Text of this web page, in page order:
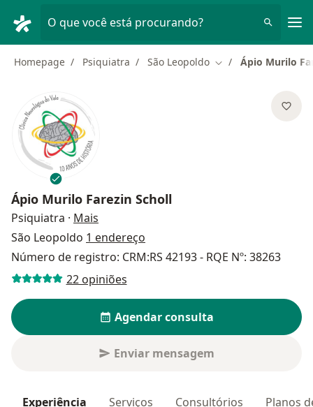
O que você está procurando?
Homepage Psiquiatra São Leopoldo Mudar de cidade
Ápio Murilo
Ápio Murilo Farezin Scholl
Psiquiatra · Mais
São Leopoldo 1 endereço
Número de registro: CRM:RS 42193 - RQE Nº: 38263
22 opiniões
Agendar consulta
Enviar mensagem
Experiência Serviços Consultórios Planos